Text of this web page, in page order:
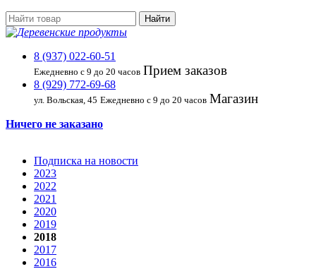
8 (937) 022-60-51
Ежедневно с 9 до 20 часов Прием заказов
8 (929) 772-69-68
ул. Вольская, 45 Ежедневно с 9 до 20 часов Магазин
Ничего не заказано
Подписка на новости
2023
2022
2021
2020
2019
2018
2017
2016